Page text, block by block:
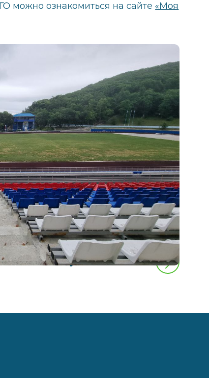
можно ознакомиться на сайте «Моя
следующая новость